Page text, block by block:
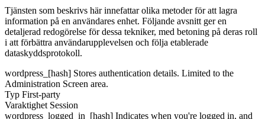
Tjänsten som beskrivs här innefattar olika metoder för att lagra
information på en användares enhet. Följande avsnitt ger en
detaljerad redogörelse för dessa tekniker, med betoning på deras roll
i att förbättra användarupplevelsen och följa etablerade
dataskyddsprotokoll.
wordpress_[hash] Stores authentication details. Limited to the
Administration Screen area.
Typ First-party
Varaktighet Session
wordpress_logged_in_[hash] Indicates when you're logged in, and